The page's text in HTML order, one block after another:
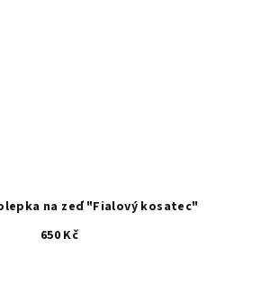
na zeď "Fialový kosatec"
650 Kč